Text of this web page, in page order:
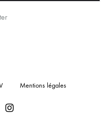
Mentions légales
Instagram